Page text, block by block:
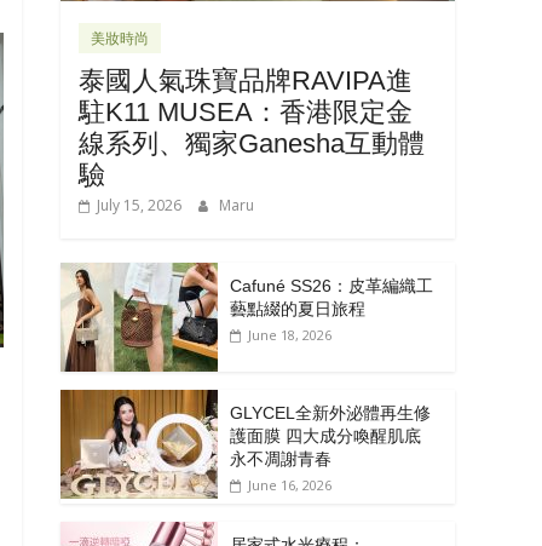
美妝時尚
泰國人氣珠寶品牌RAVIPA進
駐K11 MUSEA：香港限定金
線系列、獨家Ganesha互動體
驗
July 15, 2026 Maru
Cafuné SS26：皮革編織工
藝點綴的夏日旅程
June 18, 2026
GLYCEL全新外泌體再生修
護面膜 四大成分喚醒肌底
永不凋謝青春
June 16, 2026